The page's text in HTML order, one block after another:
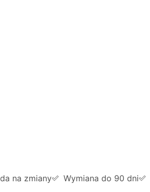
na zmiany Wymiana do 90 dni